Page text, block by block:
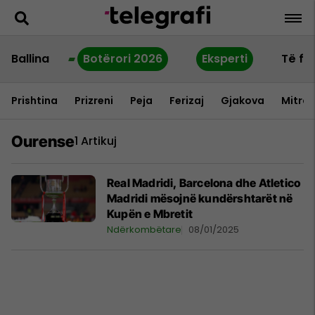
Ballina Botërori 2026 Eksperti Të
Prishtina Prizreni Peja Ferizaj Gjakova
Ourense1 Artikuj
Real Madridi, Barcelona dhe Atletico
Madridi mësojnë kundërshtarët në
Kupën e Mbretit
Ndërkombëtare 08/01/2025